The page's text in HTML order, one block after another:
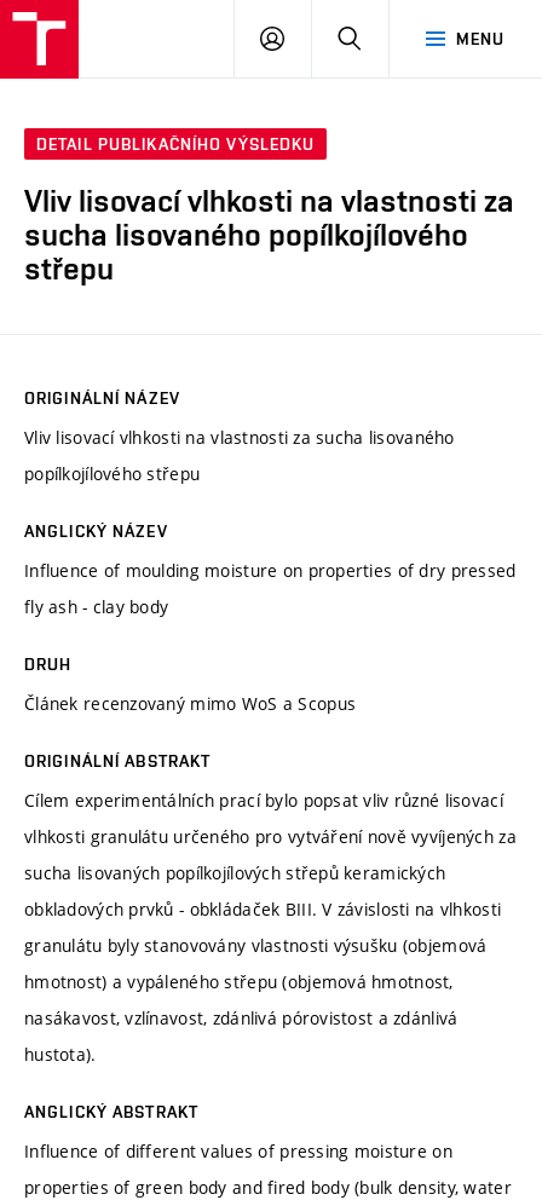
MENU
PŘIHLÁSIT
DETAIL PUBLIKAČNÍHO VÝSLEDKU
Vliv lisovací vlhkosti na vlastnosti za
sucha lisovaného popílkojílového
střepu
ORIGINÁLNÍ NÁZEV
Vliv lisovací vlhkosti na vlastnosti za sucha lisovaného
popílkojílového střepu
ANGLICKÝ NÁZEV
Influence of moulding moisture on properties of dry pressed
fly ash - clay body
DRUH
Článek recenzovaný mimo WoS a Scopus
ORIGINÁLNÍ ABSTRAKT
Cílem experimentálních prací bylo popsat vliv různé lisovací
vlhkosti granulátu určeného pro vytváření nově vyvíjených za
sucha lisovaných popílkojílových střepů keramických
obkladových prvků - obkládaček BIII. V závislosti na vlhkosti
granulátu byly stanovovány vlastnosti výsušku (objemová
hmotnost) a vypáleného střepu (objemová hmotnost,
nasákavost, vzlínavost, zdánlivá pórovistost a zdánlivá
hustota).
ANGLICKÝ ABSTRAKT
Influence of different values of pressing moisture on
properties of green body and fired body (bulk density, water